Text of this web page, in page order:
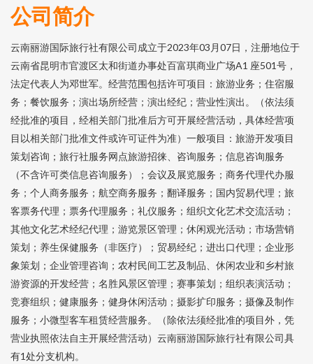
公司简介
云南丽游国际旅行社有限公司成立于2023年03月07日，注册地位于
云南省昆明市官渡区太和街道办事处百富琪商业广场A1 座501号，
法定代表人为邓世军。经营范围包括许可项目：旅游业务；住宿服
务；餐饮服务；演出场所经营；演出经纪；营业性演出。（依法须
经批准的项目，经相关部门批准后方可开展经营活动，具体经营项
目以相关部门批准文件或许可证件为准）一般项目：旅游开发项目
策划咨询；旅行社服务网点旅游招徕、咨询服务；信息咨询服务
（不含许可类信息咨询服务）；会议及展览服务；商务代理代办服
务；个人商务服务；航空商务服务；翻译服务；国内贸易代理；旅
客票务代理；票务代理服务；礼仪服务；组织文化艺术交流活动；
其他文化艺术经纪代理；游览景区管理；休闲观光活动；市场营销
策划；养生保健服务（非医疗）；贸易经纪；进出口代理；企业形
象策划；企业管理咨询；农村民间工艺及制品、休闲农业和乡村旅
游资源的开发经营；名胜风景区管理；赛事策划；组织表演活动；
竞赛组织；健康服务；健身休闲活动；摄影扩印服务；摄像及制作
服务；小微型客车租赁经营服务。（除依法须经批准的项目外，凭
营业执照依法自主开展经营活动）云南丽游国际旅行社有限公司具
有1处分支机构。